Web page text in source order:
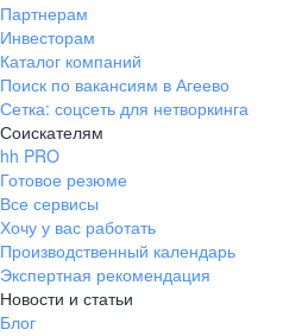
Партнерам
Инвесторам
Каталог компаний
Поиск по вакансиям в Агеево
Сетка: соцсеть для нетворкинга
Соискателям
hh PRO
Готовое резюме
Все сервисы
Хочу у вас работать
Производственный календарь
Экспертная рекомендация
Новости и статьи
Блог